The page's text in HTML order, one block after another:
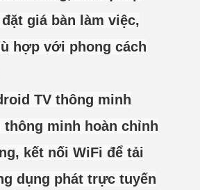
giá bàn làm việc,
hợp với phong cách
TV thông minh
thông minh hoàn chỉnh
kết nối WiFi để tải
dụng phát trực tuyến